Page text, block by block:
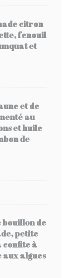
citron
fenouil
et
et de
au
et huile
de
de
petite
confite à
algues